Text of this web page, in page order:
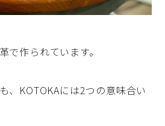
で作られています。
、KOTOKAには2つの意味合い